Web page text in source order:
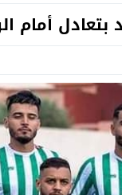
أمام